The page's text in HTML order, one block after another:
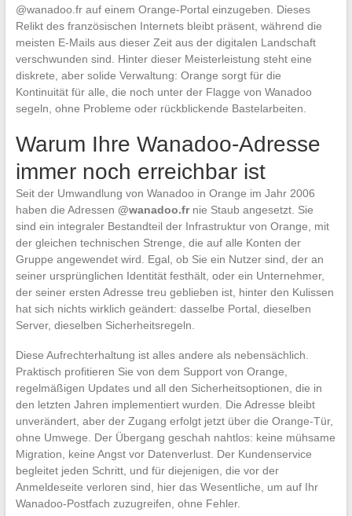
@wanadoo.fr auf einem Orange-Portal einzugeben. Dieses
Relikt des französischen Internets bleibt präsent, während die
meisten E-Mails aus dieser Zeit aus der digitalen Landschaft
verschwunden sind. Hinter dieser Meisterleistung steht eine
diskrete, aber solide Verwaltung: Orange sorgt für die
Kontinuität für alle, die noch unter der Flagge von Wanadoo
segeln, ohne Probleme oder rückblickende Bastelarbeiten.
Warum Ihre Wanadoo-Adresse
immer noch erreichbar ist
Seit der Umwandlung von Wanadoo in Orange im Jahr 2006
haben die Adressen @wanadoo.frnie Staub angesetzt. Sie
sind ein integraler Bestandteil der Infrastruktur von Orange, mit
der gleichen technischen Strenge, die auf alle Konten der
Gruppe angewendet wird. Egal, ob Sie ein Nutzer sind, der an
seiner ursprünglichen Identität festhält, oder ein Unternehmer,
der seiner ersten Adresse treu geblieben ist, hinter den Kulissen
hat sich nichts wirklich geändert: dasselbe Portal, dieselben
Server, dieselben Sicherheitsregeln.
Diese Aufrechterhaltung ist alles andere als nebensächlich.
Praktisch profitieren Sie von dem Support von Orange,
regelmäßigen Updates und all den Sicherheitsoptionen, die in
den letzten Jahren implementiert wurden. Die Adresse bleibt
unverändert, aber der Zugang erfolgt jetzt über die Orange-Tür,
ohne Umwege. Der Übergang geschah nahtlos: keine mühsame
Migration, keine Angst vor Datenverlust. Der Kundenservice
begleitet jeden Schritt, und für diejenigen, die vor der
Anmeldeseite verloren sind, hier das Wesentliche, um auf Ihr
Wanadoo-Postfach zuzugreifen, ohne Fehler.